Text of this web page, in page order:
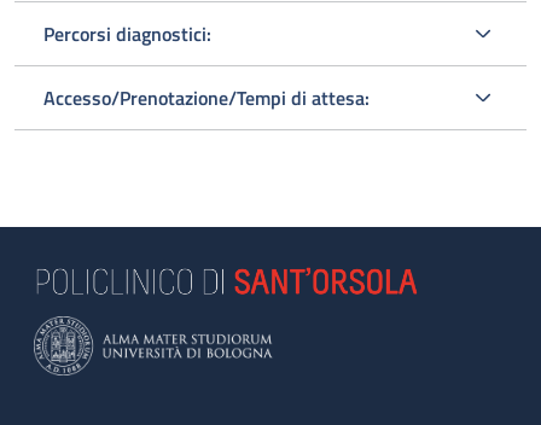
Percorsi diagnostici:
Accesso/Prenotazione/Tempi di attesa: